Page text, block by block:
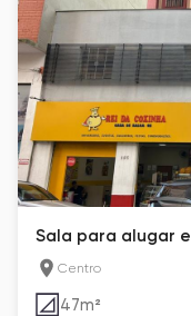
Sala para alugar
Centro
47m²